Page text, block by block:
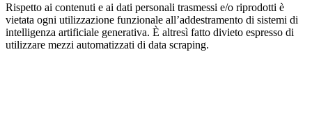
Rispetto ai contenuti e ai dati personali trasmessi e/o riprodotti è
vietata ogni utilizzazione funzionale all’addestramento di sistemi di
intelligenza artificiale generativa. È altresì fatto divieto espresso di
utilizzare mezzi automatizzati di data scraping.